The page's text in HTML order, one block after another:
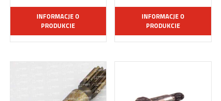
INFORMACJE O
PRODUKCIE
INFORMACJE O
PRODUKCIE